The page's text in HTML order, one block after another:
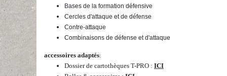
Bases de la formation défensive
Cercles d'attaque et de défense
Contre-attaque
Combinaisons de défense et d'attaque
accessoires adaptés:
Dossier de cartothèques T-PRO : ICI